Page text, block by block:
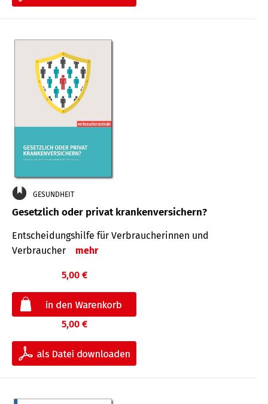
GESUNDHEIT
Gesetzlich oder privat krankenversichern?
Entscheidungshilfe für Verbraucherinnen und
Verbraucher
mehr
5,00 €
5,00 €